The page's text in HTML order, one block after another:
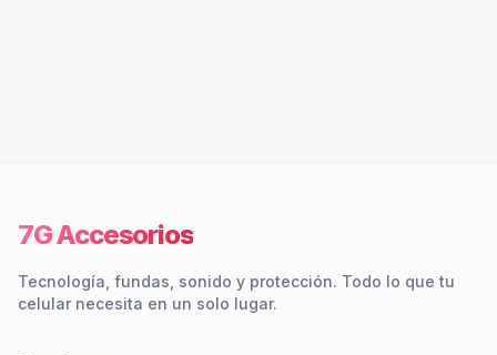
7G Accesorios
Tecnología, fundas, sonido y protección. Todo lo que tu
celular necesita en un solo lugar.